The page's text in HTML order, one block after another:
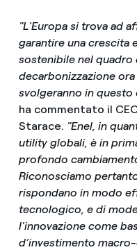
"L'Europa si trova ad
garantire una crescita
sostenibile nel
decarbonizzazione
svolgeranno in
ha commentato il
Starace. "Enel, in
utility globali, è in
profondo
Riconosciamo
rispondano in modo
tecnologico, e di
l'innovazione come
d’investimento